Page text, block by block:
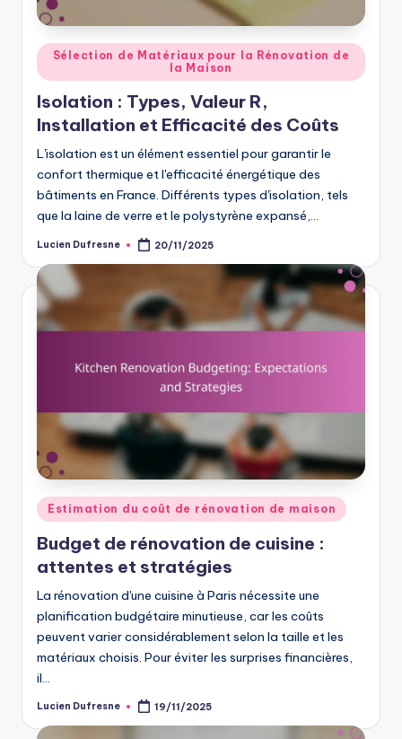
Posted
in
Sélection de Matériaux pour la Rénovation de
la Maison
Isolation : Types, Valeur R,
Installation et Efficacité des Coûts
L'isolation est un élément essentiel pour garantir le
confort thermique et l'efficacité énergétique des
bâtiments en France. Différents types d'isolation, tels
que la laine de verre et le polystyrène expansé,…
Posted
Lucien Dufresne 20/11/2025
Posted
in
Estimation du coût de rénovation de maison
Budget de rénovation de cuisine :
attentes et stratégies
La rénovation d'une cuisine à Paris nécessite une
planification budgétaire minutieuse, car les coûts
peuvent varier considérablement selon la taille et les
matériaux choisis. Pour éviter les surprises financières,
il…
Posted
Lucien Dufresne 19/11/2025